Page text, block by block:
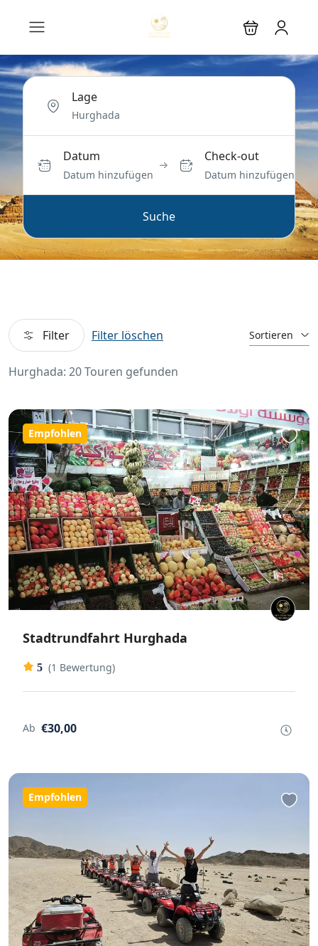
Lage
Datum
Datum hinzufügen
Check-out
Datum hinzufügen
Suche
Filter Filter löschen Sortieren
Hurghada: 20 Touren gefunden
Empfohlen
Stadtrundfahrt Hurghada
5 (1 Bewertung)
Ab €30,00
Empfohlen